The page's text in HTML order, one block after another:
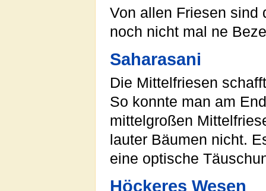
Von allen Friesen sind
noch nicht mal ne
Saharasani
Die Mittelfriesen
So konnte man am
mittelgroßen
lauter Bäumen nicht.
eine optische
Höckeres Wesen